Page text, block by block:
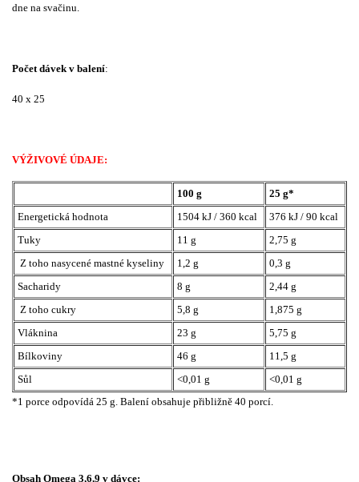
dne na svačinu.
Počet dávek v balení:
40 x 25
VÝŽIVOVÉ ÚDAJE:
100 g
25 g*
Energetická hodnota
1504 kJ / 360 kcal
376 kJ / 90 kcal
Tuky
11 g
2,75 g
Z toho nasycené mastné kyseliny
1,2 g
0,3 g
Sacharidy
8 g
2,44 g
Z toho cukry
5,8 g
1,875 g
Vláknina
23 g
5,75 g
Bílkoviny
46 g
11,5 g
Sůl
<0,01 g
<0,01 g
*1 porce odpovídá 25 g. Balení obsahuje přibližně 40 porcí.
Obsah Omega 3,6,9 v dávce: